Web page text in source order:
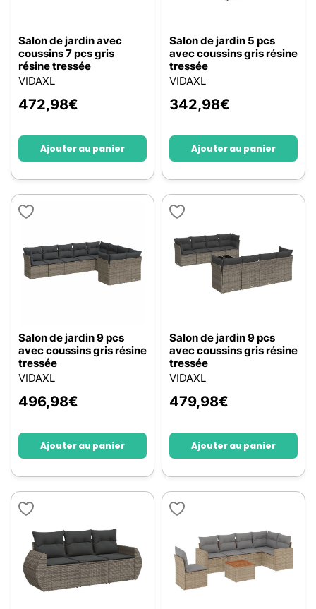
Salon de jardin avec
coussins 7 pcs gris
résine tressée
VIDAXL
472,98€
Ajouter au panier
Salon de jardin 5 pcs
avec coussins gris résine
tressée
VIDAXL
342,98€
Ajouter au panier
Salon de jardin 9 pcs
avec coussins gris résine
tressée
VIDAXL
496,98€
Ajouter au panier
Salon de jardin 9 pcs
avec coussins gris résine
tressée
VIDAXL
479,98€
Ajouter au panier